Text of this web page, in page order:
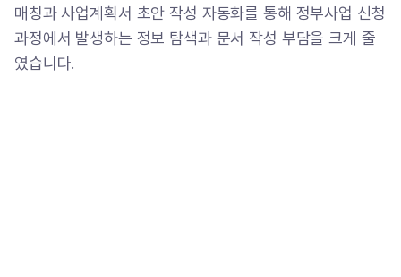
매칭과 사업계획서 초안 작성 자동화를 통해 정부사업 신청
과정에서 발생하는 정보 탐색과 문서 작성 부담을 크게 줄
였습니다.